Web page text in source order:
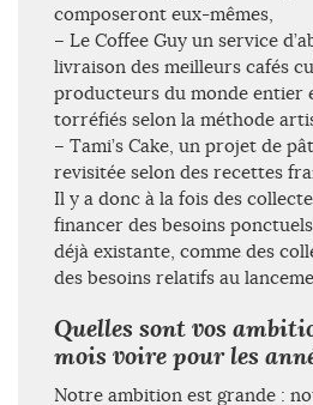
composeront eux-mêmes,
– Le Coffee Guy un service
livraison des meilleurs cafés
producteurs du monde entier
torréfiés selon la méthode
– Tami’s Cake, un projet de
revisitée selon des recettes
Il y a donc à la fois des
financer des besoins
déjà existante, comme des
des besoins relatifs au
Quelles sont vos
mois voire pour les
Notre ambition est grande :